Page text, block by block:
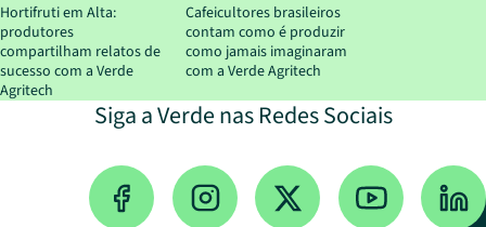
Hortifruti em Alta:
produtores
compartilham relatos de
sucesso com a Verde
Agritech
Cafeicultores brasileiros
contam como é produzir
como jamais imaginaram
com a Verde Agritech
Siga a Verde nas Redes Sociais